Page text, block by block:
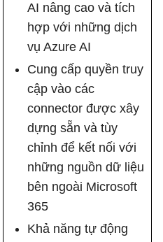
AI nâng cao và tích
hợp với những dịch
vụ Azure AI
Cung cấp quyền truy
cập vào các
connector được xây
dựng sẵn và tùy
chỉnh để kết nối với
những nguồn dữ liệu
bên ngoài Microsoft
365
Khả năng tự động